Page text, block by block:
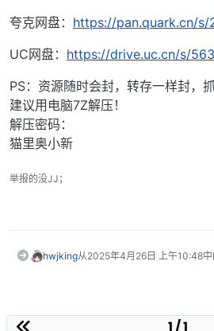
夸克网盘： https://pan.quark.cn/s/
UC网盘： https://drive.uc.cn/s/
PS：资源随时会封，转存一样封，抓
建议用电脑7Z解压！
解压密码：
猫里奥小新
举报的没JJ；
hwjking从2025年4月26日 上午10:48中
1 / 1